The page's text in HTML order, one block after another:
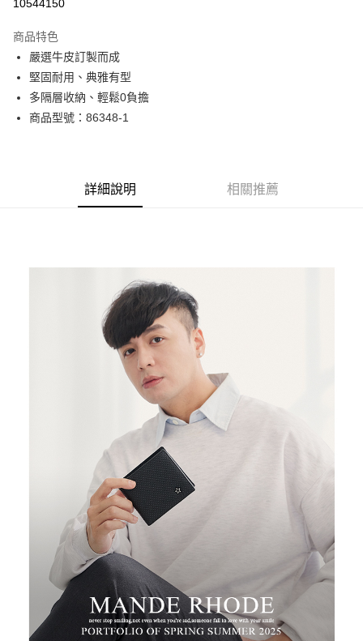
Apple Pay
街口支付
悠遊付
便利好安心！
１．簡單：不需註冊會員、不需綁卡、不需儲值。
２．便利：只要手機號碼，簡訊認證，即可結帳。
３．安心：先確認商品／服務後，再付款。
【「AFTEE先享後付」結帳流程】
１．於結帳方式選擇「AFTEE先享後付」後，將跳轉至「AFTEE先享後付」
結帳頁面，進行簡訊認證並確認金額後，即可完成結帳。
２．訂單成立數日內，您將收到繳費通知簡訊。
３．收到繳費通知簡訊後14天內，點擊此簡訊中的連結，可透過四大超商／
ATM／網路銀行／等多元方式進行付款，方視為交易完成。
※ 請注意：結帳手續完成當下不需立刻繳費，但若您需要取消訂單，請聯絡
購買商品的店家。未經商家同意取消之訂單仍視為有效，需透過AFTEE先享
後付繳納相關費用。
※ 交易是否成功請以「AFTEE先享後付 」之結帳頁面顯示為準，若有關於
是否繳費成功／繳費後需取消欲退款等相關疑問，請聯繫「AFTEE先享後付
客戶支援中心」 https://netprotections.freshdesk.com/support/home
【注意事項】
１．透過由恩沛科技股份有限公司提供之「AFTEE先享後付」服務完成之交
易，需依本服務之必要範圍內提供個人資料，並將交易相關給付款項請求債
權轉讓予恩沛科技股份有限公司。
２．關於個人資料處理事宜，請瀏覽以下網址：
https://aftee.tw/terms/#terms3
３．未成年的使用者請事先徵得法定代理人或監護人之同意方可使用
「AFTEE先享後付」，若未經同意申辦者引起之損失，本公司不負相關責
每筆NT$100，滿NT$699(含以上)免運費
每筆NT$100，滿NT$699(含以上)免運費
付款後萊爾富取貨
每筆NT$80
7-11取貨付款
每筆NT$100，滿NT$699(含以上)免運費
付款後7-11取貨
每筆NT$100，滿NT$699(含以上)免運費
10544150
商品特色
嚴選牛皮訂製而成
堅固耐用、典雅有型
多隔層收納、輕鬆0負擔
商品型號：86348-1
詳細說明 相關推薦